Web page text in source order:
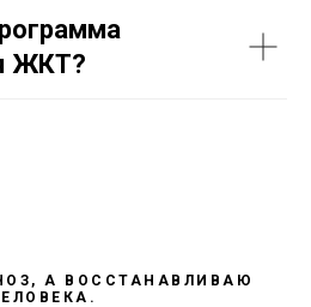
ЖКТ?
А ВОССТАНАВЛИВАЮ